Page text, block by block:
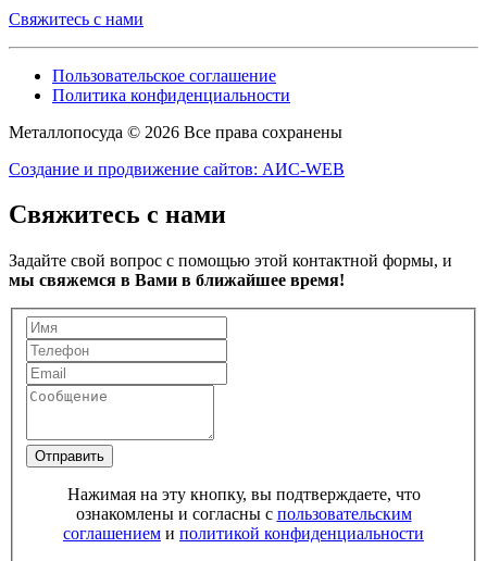
Свяжитесь с нами
Пользовательское соглашение
Политика конфиденциальности
Металлопосуда © 2026 Все права сохранены
Создание и продвижение сайтов: АИС-WEB
Свяжитесь с нами
Задайте свой вопрос с помощью этой контактной формы, и
мы свяжемся в Вами в ближайшее время!
Отправить
Нажимая на эту кнопку, вы подтверждаете, что
ознакомлены и согласны с пользовательским
соглашением и политикой конфиденциальности